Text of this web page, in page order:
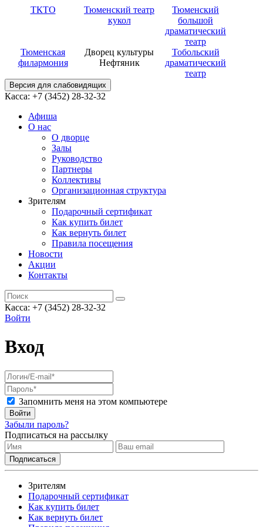
ТКТО
Тюменский театр
кукол
Тюменский
большой
драматический
театр
Тюменская
филармония
Дворец культуры
Нефтяник
Тобольский
драматический
театр
Версия для слабовидящих
Касса: +7 (3452) 28-32-32
Афиша
О нас
О дворце
Залы
Руководство
Партнеры
Коллективы
Организационная структура
Зрителям
Подарочный сертификат
Как купить билет
Как вернуть билет
Правила посещения
Новости
Акции
Контакты
Касса: +7 (3452) 28-32-32
Войти
Вход
Запомнить меня на этом компьютере
Войти
Забыли пароль?
Подписаться на рассылку
Зрителям
Подарочный сертификат
Как купить билет
Как вернуть билет